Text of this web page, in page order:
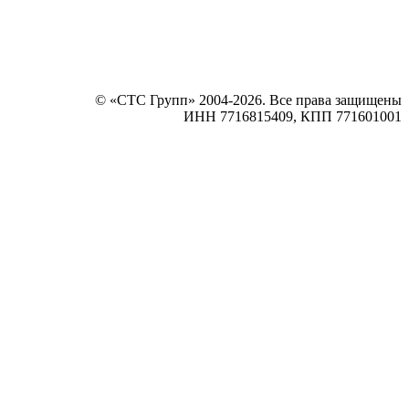
© «СТС Групп» 2004-2026. Все права защищены
ИНН 7716815409, КПП 771601001